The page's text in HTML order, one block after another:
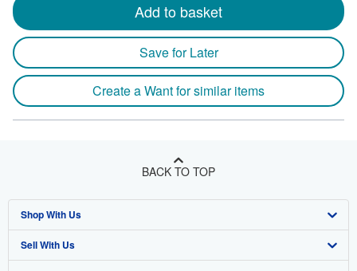
Add to basket
Save for Later
Create a Want for similar items
BACK TO TOP
Shop With Us
Advanced Search
Sell With Us